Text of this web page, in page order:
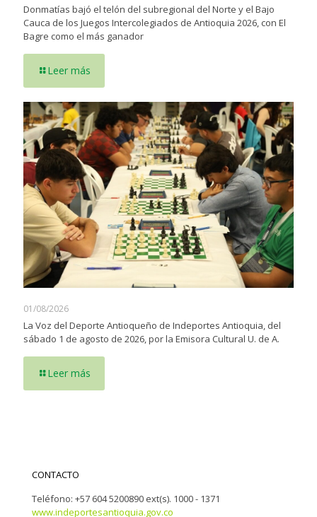
Donmatías bajó el telón del subregional del Norte y el Bajo
Cauca de los Juegos Intercolegiados de Antioquia 2026, con El
Bagre como el más ganador
Leer más
01/08/2026
La Voz del Deporte Antioqueño de Indeportes Antioquia, del
sábado 1 de agosto de 2026, por la Emisora Cultural U. de A.
Leer más
CONTACTO
Teléfono: +57 604 5200890 ext(s). 1000 - 1371
www.indeportesantioquia.gov.co